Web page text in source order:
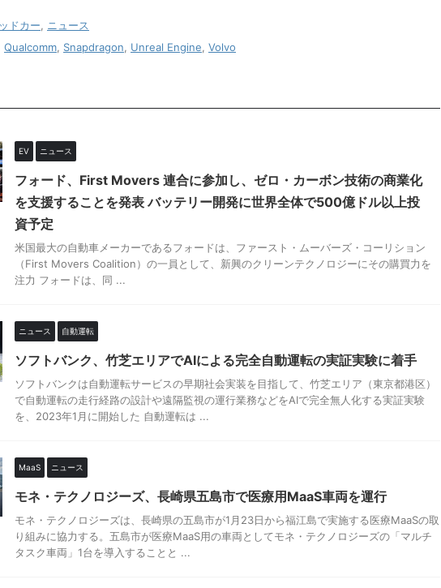
ドカー, ニュース
Qualcomm, Snapdragon, Unreal Engine, Volvo
EV ニュース
フォード、First Movers 連合に参加し、ゼロ・カーボン技術の商業化
を支援することを発表 バッテリー開発に世界全体で500億ドル以上投
資予定
米国最大の自動車メーカーであるフォードは、ファースト・ムーバーズ・コーリション
（First Movers Coalition）の一員として、新興のクリーンテクノロジーにその購買力を
注力 フォードは、同 ...
ニュース 自動運転
ソフトバンク、竹芝エリアでAIによる完全自動運転の実証実験に着手
ソフトバンクは自動運転サービスの早期社会実装を目指して、竹芝エリア（東京都港区）
で自動運転の走行経路の設計や遠隔監視の運行業務などをAIで完全無人化する実証実験
を、2023年1月に開始した 自動運転は ...
MaaS ニュース
モネ・テクノロジーズ、長崎県五島市で医療用MaaS車両を運行
モネ・テクノロジーズは、長崎県の五島市が1月23日から福江島で実施する医療MaaSの取
り組みに協力する。五島市が医療MaaS用の車両としてモネ・テクノロジーズの「マルチ
タスク車両」1台を導入することと ...